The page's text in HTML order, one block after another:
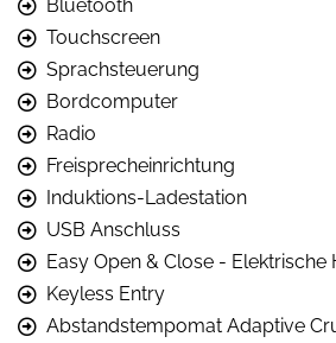
Bluetooth
Touchscreen
Sprachsteuerung
Bordcomputer
Radio
Freisprecheinrichtung
Induktions-Ladestation
USB Anschluss
Easy Open & Close - Elektrische
Keyless Entry
Abstandstempomat Adaptive